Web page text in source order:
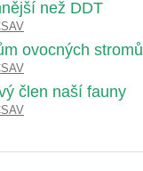
než DDT
ovocných stromů
člen naší fauny